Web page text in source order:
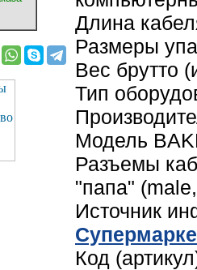
Длина
Размеры
Вес брутто
Тип
Модель
Разъемы
"папа"
Источник
Код